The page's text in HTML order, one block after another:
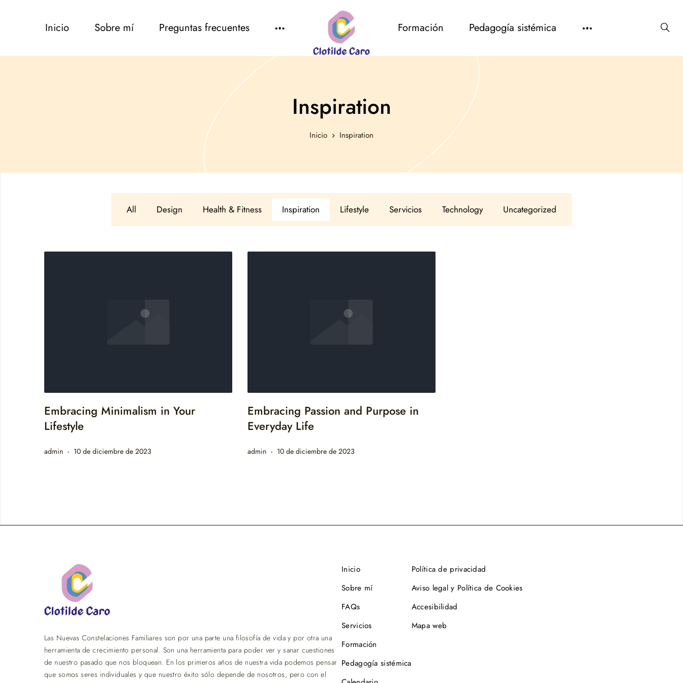
Inicio Sobre mí Preguntas frecuentes Formación Pedagogía sistémica
Inspiration
Inicio Inspiration
All Design Health & Fitness Inspiration Lifestyle Servicios Technology Uncategorized
Embracing Minimalism in Your
Lifestyle
admin 10 de diciembre de 2023
Embracing Passion and Purpose in
Everyday Life
admin 10 de diciembre de 2023
Las Nuevas Constelaciones Familiares son por una parte una filosofía de vida y por otra una
herramienta de crecimiento personal. Son una herramienta para poder ver y sanar cuestiones
de nuestro pasado que nos bloquean. En los primeros años de nuestra vida podemos pensar
que somos seres individuales y que nuestro éxito sólo depende de nosotros, pero con el
Inicio
Sobre mí
FAQs
Servicios
Formación
Pedagogía sistémica
Política de privacidad
Aviso legal y Política de Cookies
Accesibilidad
Mapa web